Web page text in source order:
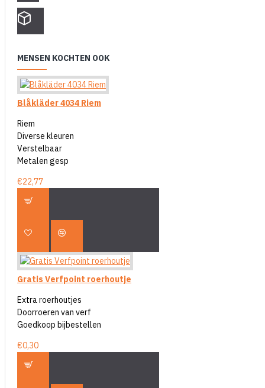
MENSEN KOCHTEN OOK
Blåkläder 4034 Riem
Riem
Diverse kleuren
Verstelbaar
Metalen gesp
€22,77
Gratis Verfpoint roerhoutje
Extra roerhoutjes
Doorroeren van verf
Goedkoop bijbestellen
€0,30